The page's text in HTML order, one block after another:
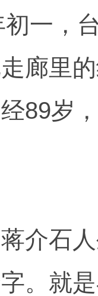
一，
廊里
经89岁
介石
。就